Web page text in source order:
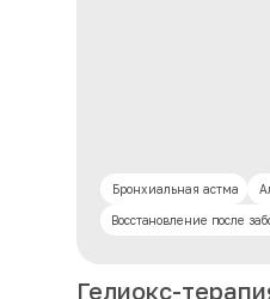
Бронхиальная астма
Восстановление после
Гелиокс-